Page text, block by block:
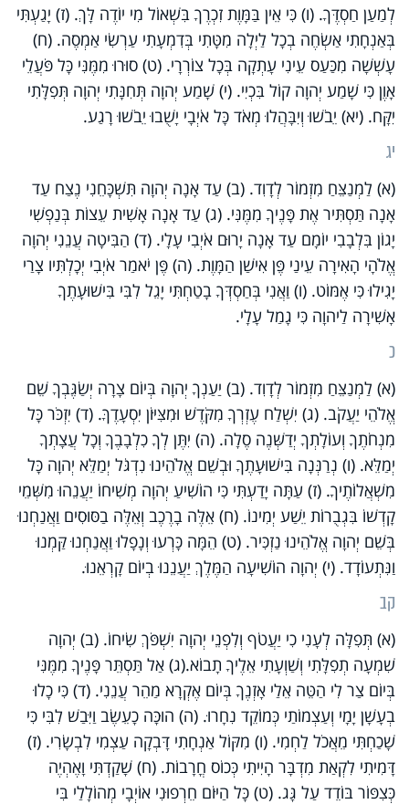
לְמַעַן חַסְדֶּךָ. (ו) כִּי אֵין בַּמָּוֶת זִכְרֶךָ בִּשְׁאוֹל מִי יוֹדֶה לָּךְ. (ז) יָגַעְתִּי
בְּאַנְחָתִי אַשְׂחֶה בְכָל לַיְלָה מִטָּתִי בְּדִמְעָתִי עַרְשִׂי אַמְסֶה. (ח)
עָשְׁשָׁה מִכַּעַס עֵינִי עָתְקָה בְּכָל צוֹרְרָי. (ט) סוּרוּ מִמֶּנִּי כָּל פֹּעֲלֵי
אָוֶן כִּי שָׁמַע יְהוָה קוֹל בִּכְיִי. (י) שָׁמַע יְהוָה תְּחִנָּתִי יְהוָה תְּפִלָּתִי
יִקָּח. (יא) יֵבֹשׁוּ וְיִבָּהֲלוּ מְאֹד כָּל אֹיְבָי יָשֻׁבוּ יֵבֹשׁוּ רָגַע.
יג
(א) לַמְנַצֵּחַ מִזְמוֹר לְדָוִד. (ב) עַד אָנָה יְהוָה תִּשְׁכָּחֵנִי נֶצַח עַד
אָנָה תַּסְתִּיר אֶת פָּנֶיךָ מִמֶּנִּי. (ג) עַד אָנָה אָשִׁית עֵצוֹת בְּנַפְשִׁי
יָגוֹן בִּלְבָבִי יוֹמָם עַד אָנָה יָרוּם אֹיְבִי עָלָי. (ד) הַבִּיטָה עֲנֵנִי יְהוָה
אֱלֹהָי הָאִירָה עֵינַי פֶּן אִישַׁן הַמָּוֶת. (ה) פֶּן יֹאמַר אֹיְבִי יְכָלְתִּיו צָרַי
יָגִילוּ כִּי אֶמּוֹט. (ו) וַאֲנִי בְּחַסְדְּךָ בָטַחְתִּי יָגֵל לִבִּי בִּישׁוּעָתֶךָ
אָשִׁירָה לַיהוָה כִּי גָמַל עָלָי.
כ
(א) לַמְנַצֵּחַ מִזְמוֹר לְדָוִד. (ב) יַעַנְךָ יְהוָה בְּיוֹם צָרָה יְשַׂגֶּבְךָ שֵׁם
אֱלֹהֵי יַעֲקֹב. (ג) יִשְׁלַח עֶזְרְךָ מִקֹּדֶשׁ וּמִצִּיּוֹן יִסְעָדֶךָּ. (ד) יִזְכֹּר כָּל
מִנְחֹתֶךָ וְעוֹלָתְךָ יְדַשְּׁנֶה סֶלָה. (ה) יִתֶּן לְךָ כִלְבָבֶךָ וְכָל עֲצָתְךָ
יְמַלֵּא. (ו) נְרַנְּנָה בִּישׁוּעָתֶךָ וּבְשֵׁם אֱלֹהֵינוּ נִדְגֹּל יְמַלֵּא יְהוָה כָּל
מִשְׁאֲלוֹתֶיךָ. (ז) עַתָּה יָדַעְתִּי כִּי הוֹשִׁיעַ יְהוָה מְשִׁיחוֹ יַעֲנֵהוּ מִשְּׁמֵי
קָדְשׁוֹ בִּגְבֻרוֹת יֵשַׁע יְמִינוֹ. (ח) אֵלֶּה בָרֶכֶב וְאֵלֶּה בַסּוּסִים וַאֲנַחְנוּ
בְּשֵׁם יְהוָה אֱלֹהֵינוּ נַזְכִּיר. (ט) הֵמָּה כָּרְעוּ וְנָפָלוּ וַאֲנַחְנוּ קַּמְנוּ
וַנִּתְעוֹדָד. (י) יְהוָה הוֹשִׁיעָה הַמֶּלֶךְ יַעֲנֵנוּ בְיוֹם קָרְאֵנוּ.
קב
(א) תְּפִלָּה לְעָנִי כִי יַעֲטֹף וְלִפְנֵי יְהוָה יִשְׁפֹּךְ שִׂיחוֹ. (ב) יְהוָה
שִׁמְעָה תְפִלָּתִי וְשַׁוְעָתִי אֵלֶיךָ תָבוֹא.(ג) אַל תַּסְתֵּר פָּנֶיךָ מִמֶּנִּי
בְּיוֹם צַר לִי הַטֵּה אֵלַי אָזְנֶךָ בְּיוֹם אֶקְרָא מַהֵר עֲנֵנִי. (ד) כִּי כָלוּ
בְעָשָׁן יָמָי וְעַצְמוֹתַי כְּמוֹקֵד נִחָרוּ. (ה) הוּכָּה כָעֵשֶׂב וַיִּבַשׁ לִבִּי כִּי
שָׁכַחְתִּי מֵאֲכֹל לַחְמִי. (ו) מִקּוֹל אַנְחָתִי דָּבְקָה עַצְמִי לִבְשָׂרִי. (ז)
דָּמִיתִי לִקְאַת מִדְבָּר הָיִיתִי כְּכוֹס חֳרָבוֹת. (ח) שָׁקַדְתִּי וָאֶהְיֶה
כְּצִפּוֹר בּוֹדֵד עַל גָּג. (ט) כָּל הַיּוֹם חֵרְפוּנִי אוֹיְבָי מְהוֹלָלַי בִּי